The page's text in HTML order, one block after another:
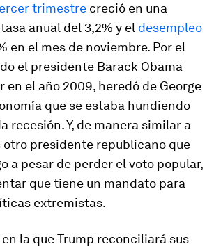
trimestre creció en una
anual del 3,2% y el desempleo
en el mes de noviembre. Por el
el presidente Barack Obama
en el año 2009, heredó de George
que se estaba hundiendo
recesión. Y, de manera similar a
otro presidente republicano que
a pesar de perder el voto popular,
que tiene un mandato para
extremistas.
la que Trump reconciliará sus